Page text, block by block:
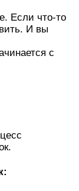
Если что-то
И вы
с